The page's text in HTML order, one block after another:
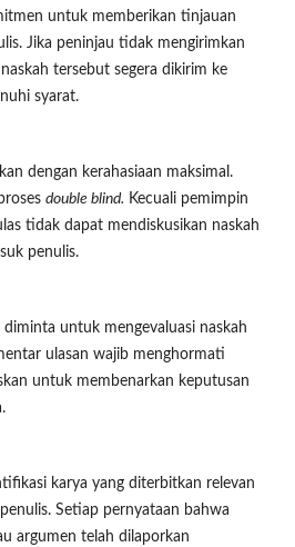
untuk memberikan tinjauan
Jika peninjau tidak mengirimkan
tersebut segera dikirim ke
syarat.
dengan kerahasiaan maksimal.
double blind. Kecuali pemimpin
tidak dapat mendiskusikan naskah
penulis.
diminta untuk mengevaluasi naskah
ulasan wajib menghormati
untuk membenarkan keputusan
karya yang diterbitkan relevan
Setiap pernyataan bahwa
argumen telah dilaporkan